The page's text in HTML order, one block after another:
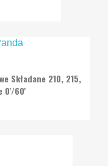
Składane 210, 215,
0'/60'